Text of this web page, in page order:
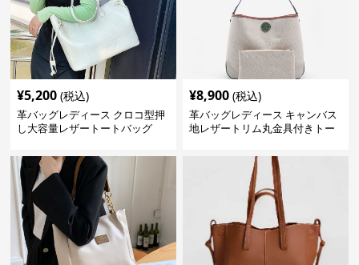
¥5,200 (税込)
革バッグレディース クロコ型押
し大容量レザートートバッグ
¥8,900 (税込)
革バッグレディース キャンバス
地レザートリム丸金具付きトー